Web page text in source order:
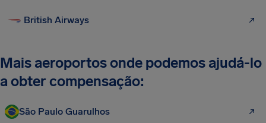
British Airways
Mais aeroportos onde podemos ajudá-lo
a obter compensação:
São Paulo Guarulhos